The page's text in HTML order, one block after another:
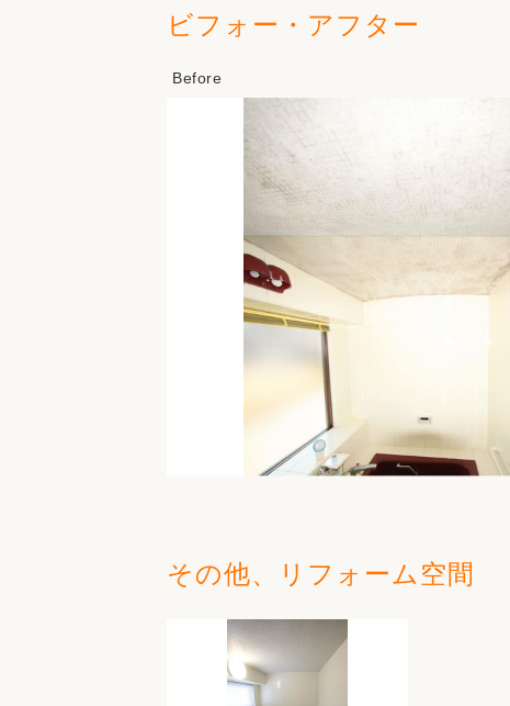
ビフォー・アフター
その他、リフォーム空間